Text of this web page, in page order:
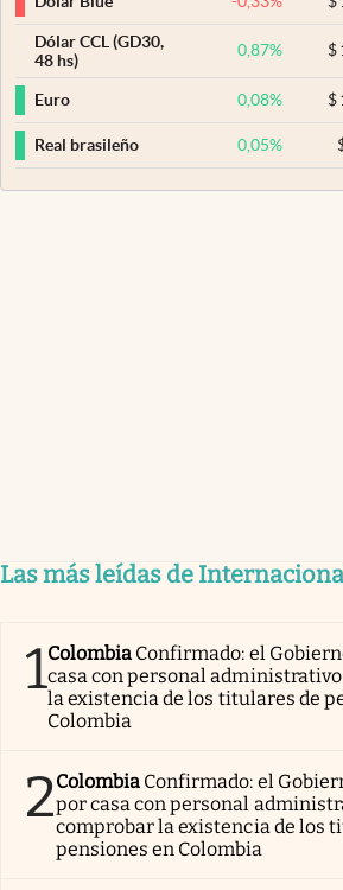
Dólar CCL (GD30,
48 hs)
0,87% $
Euro 0,08% $
Real brasileño 0,05%
Las más leídas de
1Colombia Confirmado: el
casa con personal
la existencia de los titulares de
Colombia
2Colombia Confirmado: el
por casa con personal
comprobar la existencia de los
pensiones en Colombia